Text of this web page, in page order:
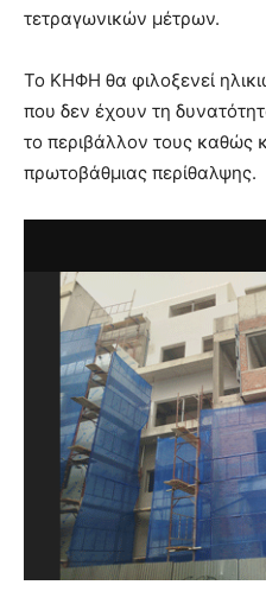
τετραγωνικών μέτρων.
Το ΚΗΦΗ θα φιλοξενεί
που δεν έχουν τη
το περιβάλλον τους καθώς
πρωτοβάθμιας περίθαλψης.